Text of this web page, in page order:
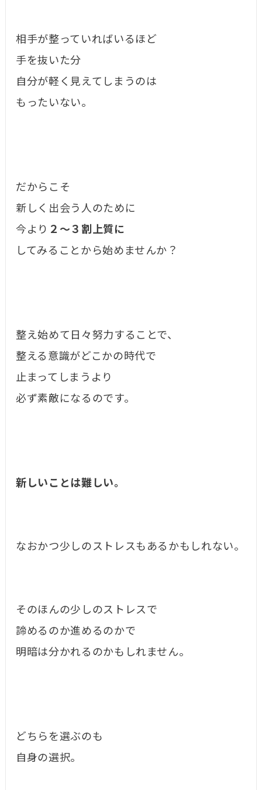
相手が整っていればいるほど
手を抜いた分
自分が軽く見えてしまうのは
もったいない。
だからこそ
新しく出会う人のために
今より ２〜３割上質に
してみることから始めませんか？
整え始めて日々努力することで、
整える意識がどこかの時代で
止まってしまうより
必ず素敵になるのです。
新しいことは難しい。
なおかつ少しのストレスもあるかもしれない。
そのほんの少しのストレスで
諦めるのか進めるのかで
明暗は分かれるのかもしれません。
どちらを選ぶのも
自身の選択。